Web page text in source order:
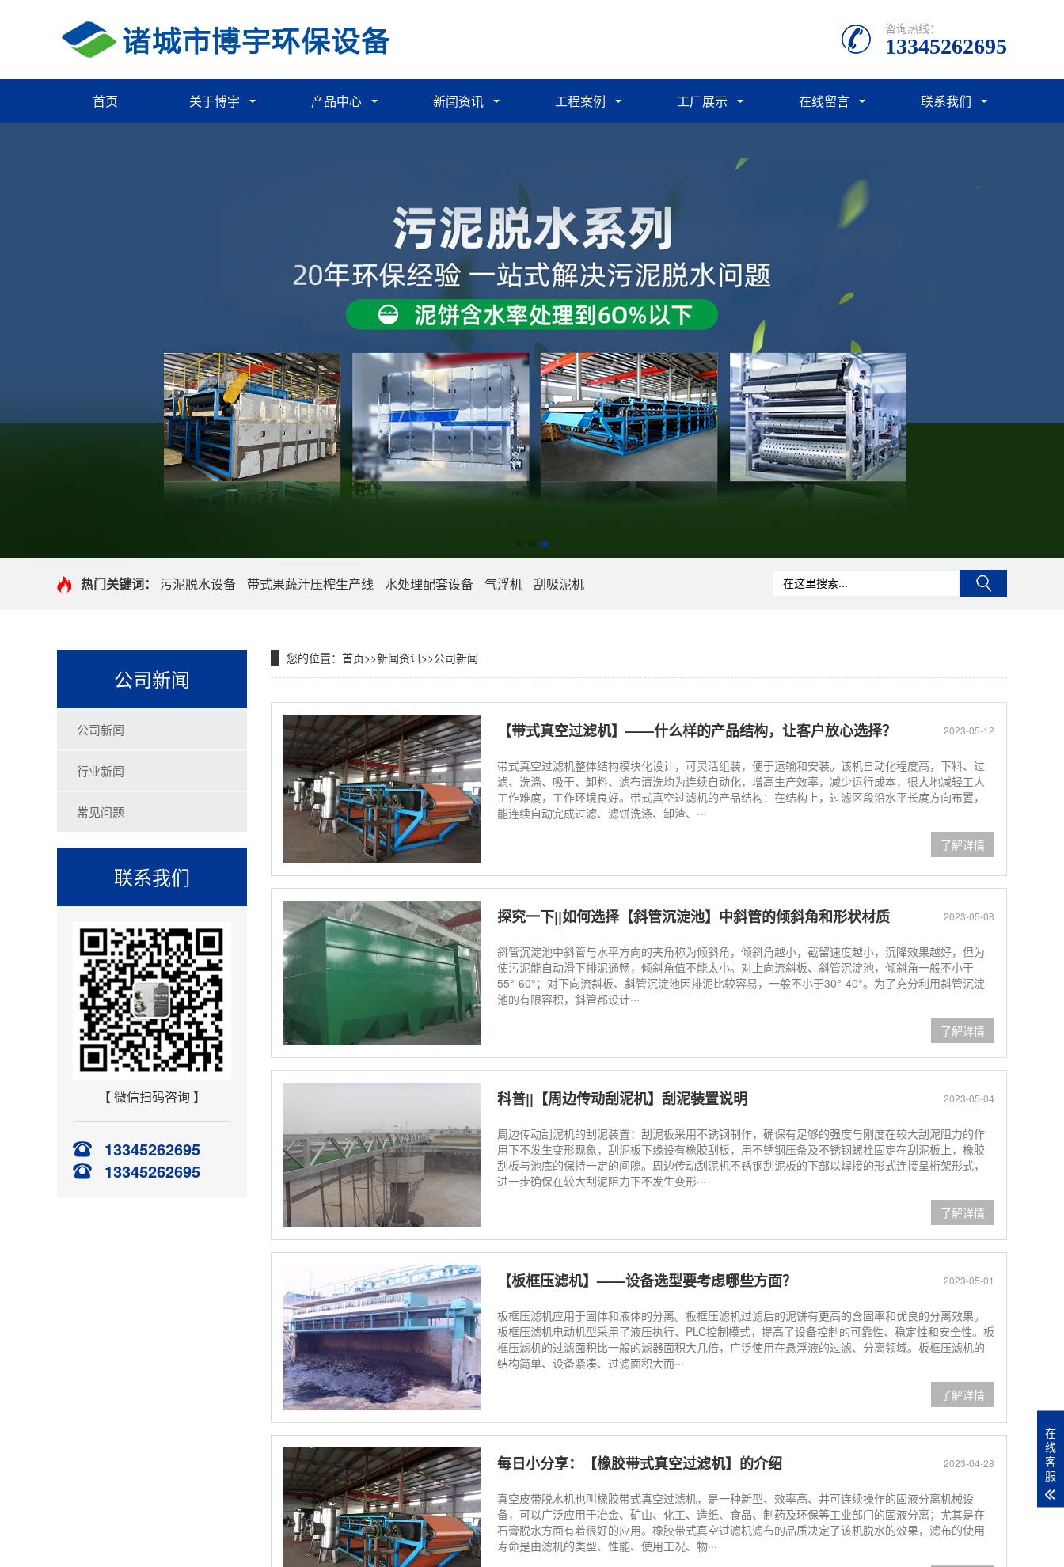
咨询热线：
13345262695
首页 关于博宇 产品中心 新闻资讯 工程案例 工厂展示 在线留言 联系我们
热门关键词： 污泥脱水设备 带式果蔬汁压榨生产线 水处理配套设备 气浮机 刮吸泥机
公司新闻
公司新闻
行业新闻
常见问题
联系我们
【 微信扫码咨询 】
13345262695
13345262695
您的位置： 首页>>新闻资讯>>公司新闻
2023-05-12
【带式真空过滤机】——什么样的产品结构，让客户放心选择？
带式真空过滤机整体结构模块化设计，可灵活组装，便于运输和安装。该机自动化程度高，下料、过
滤、洗涤、吸干、卸料、滤布清洗均为连续自动化，增高生产效率，减少运行成本，很大地减轻工人
工作难度，工作环境良好。带式真空过滤机的产品结构：在结构上，过滤区段沿水平长度方向布置，
能连续自动完成过滤、滤饼洗涤、卸渣、···
了解详情
2023-05-08
探究一下||如何选择【斜管沉淀池】中斜管的倾斜角和形状材质
斜管沉淀池中斜管与水平方向的夹角称为倾斜角，倾斜角越小，截留速度越小，沉降效果越好，但为
使污泥能自动滑下排泥通畅，倾斜角值不能太小。对上向流斜板、斜管沉淀池，倾斜角一般不小于
55°-60°；对下向流斜板、斜管沉淀池因排泥比较容易，一般不小于30°-40°。为了充分利用斜管沉淀
池的有限容积，斜管都设计···
了解详情
2023-05-04
科普||【周边传动刮泥机】刮泥装置说明
周边传动刮泥机的刮泥装置：刮泥板采用不锈钢制作，确保有足够的强度与刚度在较大刮泥阻力的作
用下不发生变形现象，刮泥板下缘设有橡胶刮板，用不锈钢压条及不锈钢螺栓固定在刮泥板上，橡胶
刮板与池底的保持一定的间隙。周边传动刮泥机不锈钢刮泥板的下部以焊接的形式连接呈桁架形式，
进一步确保在较大刮泥阻力下不发生变形···
了解详情
2023-05-01
【板框压滤机】——设备选型要考虑哪些方面？
板框压滤机应用于固体和液体的分离。板框压滤机过滤后的泥饼有更高的含固率和优良的分离效果。
板框压滤机电动机型采用了液压执行、PLC控制模式，提高了设备控制的可靠性、稳定性和安全性。板
框压滤机的过滤面积比一般的滤器面积大几倍，广泛使用在悬浮液的过滤、分离领域。板框压滤机的
结构简单、设备紧凑、过滤面积大而···
了解详情
2023-04-28
每日小分享：【橡胶带式真空过滤机】的介绍
真空皮带脱水机也叫橡胶带式真空过滤机，是一种新型、效率高、并可连续操作的固液分离机械设
备，可以广泛应用于冶金、矿山、化工、造纸、食品、制药及环保等工业部门的固液分离；尤其是在
石膏脱水方面有着很好的应用。橡胶带式真空过滤机滤布的品质决定了该机脱水的效果，滤布的使用
寿命是由滤机的类型、性能、使用工况、物···
在
线
客
服